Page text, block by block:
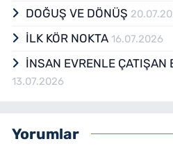
DOĞUŞ VE DÖNÜŞ
İLK KÖR NOKTA 16.07.2026
İNSAN EVRENLE ÇATIŞAN
13.07.2026
Yorumlar